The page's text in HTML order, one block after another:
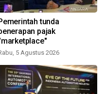
tunda
pajak
5 Agustus 2026